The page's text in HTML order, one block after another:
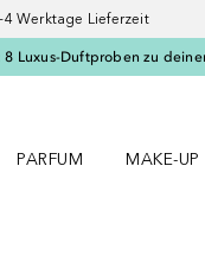
Werktage Lieferzeit
8 Luxus-Duftproben zu
PARFUM
MAKE-UP